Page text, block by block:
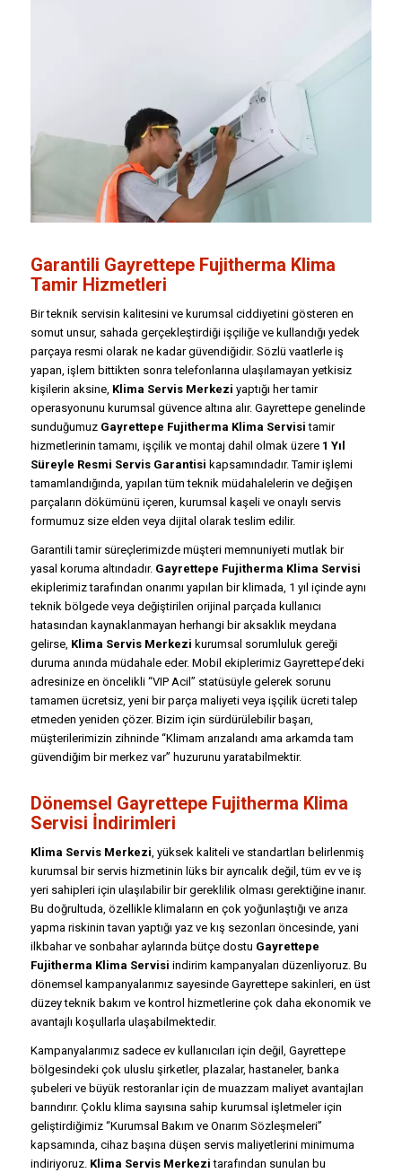
Garantili Gayrettepe Fujitherma Klima
Tamir Hizmetleri
Bir teknik servisin kalitesini ve kurumsal ciddiyetini gösteren en
somut unsur, sahada gerçekleştirdiği işçiliğe ve kullandığı yedek
parçaya resmi olarak ne kadar güvendiğidir. Sözlü vaatlerle iş
yapan, işlem bittikten sonra telefonlarına ulaşılamayan yetkisiz
kişilerin aksine, Klima Servis Merkezi yaptığı her tamir
operasyonunu kurumsal güvence altına alır. Gayrettepe genelinde
sunduğumuz Gayrettepe Fujitherma Klima Servisi tamir
hizmetlerinin tamamı, işçilik ve montaj dahil olmak üzere 1 Yıl
Süreyle Resmi Servis Garantisi kapsamındadır. Tamir işlemi
tamamlandığında, yapılan tüm teknik müdahalelerin ve değişen
parçaların dökümünü içeren, kurumsal kaşeli ve onaylı servis
formumuz size elden veya dijital olarak teslim edilir.
Garantili tamir süreçlerimizde müşteri memnuniyeti mutlak bir
yasal koruma altındadır. Gayrettepe Fujitherma Klima Servisi
ekiplerimiz tarafından onarımı yapılan bir klimada, 1 yıl içinde aynı
teknik bölgede veya değiştirilen orijinal parçada kullanıcı
hatasından kaynaklanmayan herhangi bir aksaklık meydana
gelirse, Klima Servis Merkezi kurumsal sorumluluk gereği
duruma anında müdahale eder. Mobil ekiplerimiz Gayrettepe’deki
adresinize en öncelikli “VIP Acil” statüsüyle gelerek sorunu
tamamen ücretsiz, yeni bir parça maliyeti veya işçilik ücreti talep
etmeden yeniden çözer. Bizim için sürdürülebilir başarı,
müşterilerimizin zihninde “Klimam arızalandı ama arkamda tam
güvendiğim bir merkez var” huzurunu yaratabilmektir.
Dönemsel Gayrettepe Fujitherma Klima
Servisi İndirimleri
Klima Servis Merkezi, yüksek kaliteli ve standartları belirlenmiş
kurumsal bir servis hizmetinin lüks bir ayrıcalık değil, tüm ev ve iş
yeri sahipleri için ulaşılabilir bir gereklilik olması gerektiğine inanır.
Bu doğrultuda, özellikle klimaların en çok yoğunlaştığı ve arıza
yapma riskinin tavan yaptığı yaz ve kış sezonları öncesinde, yani
ilkbahar ve sonbahar aylarında bütçe dostu Gayrettepe
Fujitherma Klima Servisi indirim kampanyaları düzenliyoruz. Bu
dönemsel kampanyalarımız sayesinde Gayrettepe sakinleri, en üst
düzey teknik bakım ve kontrol hizmetlerine çok daha ekonomik ve
avantajlı koşullarla ulaşabilmektedir.
Kampanyalarımız sadece ev kullanıcıları için değil, Gayrettepe
bölgesindeki çok uluslu şirketler, plazalar, hastaneler, banka
şubeleri ve büyük restoranlar için de muazzam maliyet avantajları
barındırır. Çoklu klima sayısına sahip kurumsal işletmeler için
geliştirdiğimiz “Kurumsal Bakım ve Onarım Sözleşmeleri”
kapsamında, cihaz başına düşen servis maliyetlerini minimuma
indiriyoruz. Klima Servis Merkezi tarafından sunulan bu